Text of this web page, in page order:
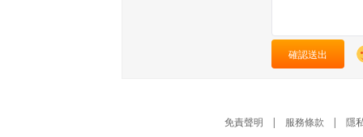
確認送出
免責聲明 | 服務條款 | 隱